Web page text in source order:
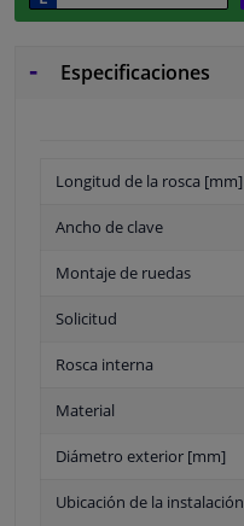
Especificaciones
Longitud de la rosca [mm]
Ancho de clave
Montaje de ruedas
Solicitud
Rosca interna
Material
Diámetro exterior [mm]
Ubicación de la instalación